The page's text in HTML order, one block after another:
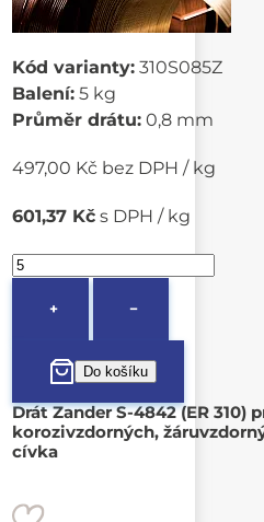
Kód varianty: 310S085Z
Balení: 5 kg
Průměr drátu: 0,8 mm
497,00 Kč bez DPH / kg
601,37 Kč s DPH / kg
+ −
Drát Zander S-4842 (ER 310)
korozivzdorných,
cívka